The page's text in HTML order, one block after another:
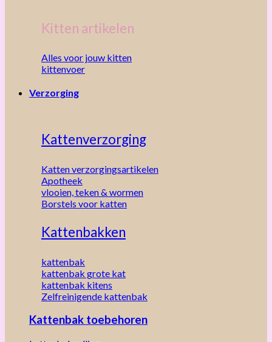
Kitten artikelen
Alles voor jouw kitten
kittenvoer
Verzorging
Kattenverzorging
Katten verzorgingsartikelen
Apotheek
vlooien, teken & wormen
Borstels voor katten
Kattenbakken
kattenbak
kattenbak grote kat
kattenbak kitens
Zelfreinigende kattenbak
Kattenbak toebehoren